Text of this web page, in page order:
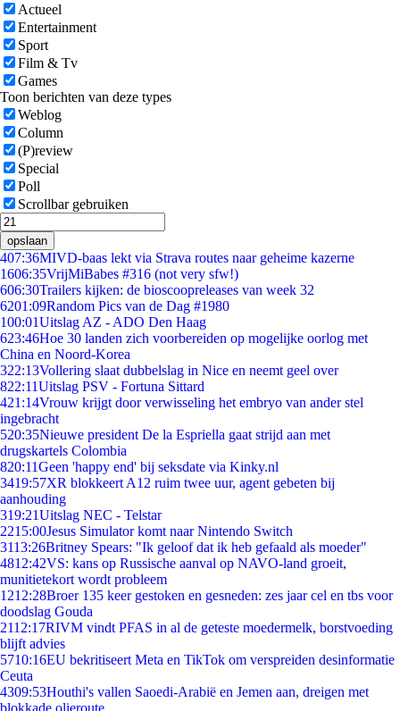
Actueel
Entertainment
Sport
Film & Tv
Games
Toon berichten van deze types
Weblog
Column
(P)review
Special
Poll
Scrollbar gebruiken
opslaan
407:36MIVD-baas lekt via Strava routes naar geheime kazerne
1606:35VrijMiBabes #316 (not very sfw!)
606:30Trailers kijken: de bioscoopreleases van week 32
6201:09Random Pics van de Dag #1980
100:01Uitslag AZ - ADO Den Haag
623:46Hoe 30 landen zich voorbereiden op mogelijke oorlog met
China en Noord-Korea
322:13Vollering slaat dubbelslag in Nice en neemt geel over
822:11Uitslag PSV - Fortuna Sittard
421:14Vrouw krijgt door verwisseling het embryo van ander stel
ingebracht
520:35Nieuwe president De la Espriella gaat strijd aan met
drugskartels Colombia
820:11Geen 'happy end' bij seksdate via Kinky.nl
3419:57XR blokkeert A12 ruim twee uur, agent gebeten bij
aanhouding
319:21Uitslag NEC - Telstar
2215:00Jesus Simulator komt naar Nintendo Switch
3113:26Britney Spears: "Ik geloof dat ik heb gefaald als moeder"
4812:42VS: kans op Russische aanval op NAVO-land groeit,
munitietekort wordt probleem
1212:28Broer 135 keer gestoken en gesneden: zes jaar cel en tbs voor
doodslag Gouda
2112:17RIVM vindt PFAS in al de geteste moedermelk, borstvoeding
blijft advies
5710:16EU bekritiseert Meta en TikTok om verspreiden desinformatie
Ceuta
4309:53Houthi's vallen Saoedi-Arabië en Jemen aan, dreigen met
blokkade olieroute